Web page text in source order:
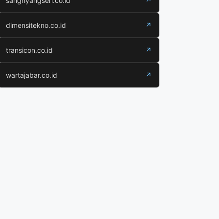
dimensitekno.co.id ↗
transicon.co.id ↗
wartajabar.co.id ↗